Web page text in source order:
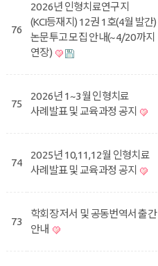
76
2026년 인형치료연구지
(KCI등재지) 12권 1호(4월 발간)
논문투고 모집 안내(~4/20까지
연장)
75
2026년 1~3월 인형치료
사례발표 및 교육과정 공지
74
2025년 10,11,12월 인형치료
사례발표 및 교육과정 공지
73
학회장 저서 및 공동번역서 출간
안내